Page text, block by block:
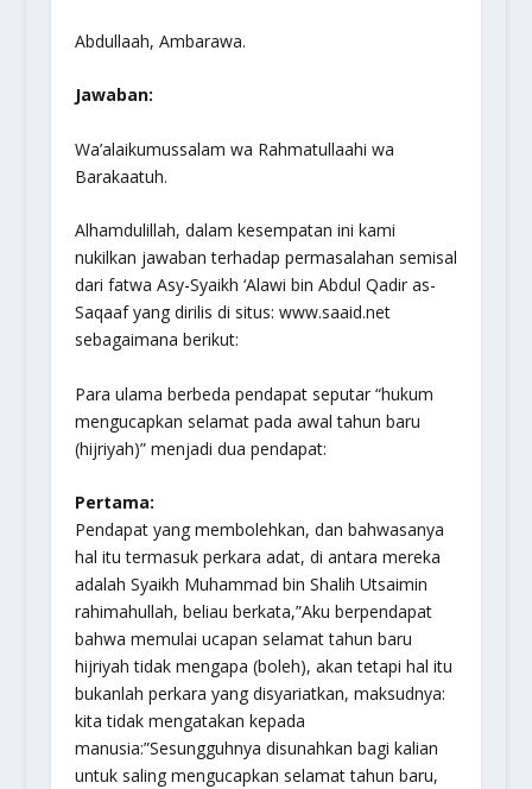
Abdullaah, Ambarawa.
Jawaban:
Wa’alaikumussalam wa Rahmatullaahi wa
Barakaatuh.
Alhamdulillah, dalam kesempatan ini kami
nukilkan jawaban terhadap permasalahan semisal
dari fatwa Asy-Syaikh ‘Alawi bin Abdul Qadir as-
Saqaafyang dirilis di situs: www.saaid.net
sebagaimana berikut:
Para ulama berbeda pendapat seputar “hukum
mengucapkan selamat pada awal tahun baru
(hijriyah)”menjadi dua pendapat:
Pertama:
Pendapat yang membolehkan, dan bahwasanya
hal itu termasuk perkara adat, di antara mereka
adalah Syaikh Muhammad bin Shalih Utsaimin
rahimahullah, beliau berkata,”Aku berpendapat
bahwa memulai ucapan selamat tahun baru
hijriyah tidak mengapa (boleh), akan tetapi hal itu
bukanlah perkara yang disyariatkan, maksudnya:
kita tidak mengatakan kepada
manusia:”Sesungguhnya disunahkan bagi kalian
untuk saling mengucapkan selamat tahun baru,